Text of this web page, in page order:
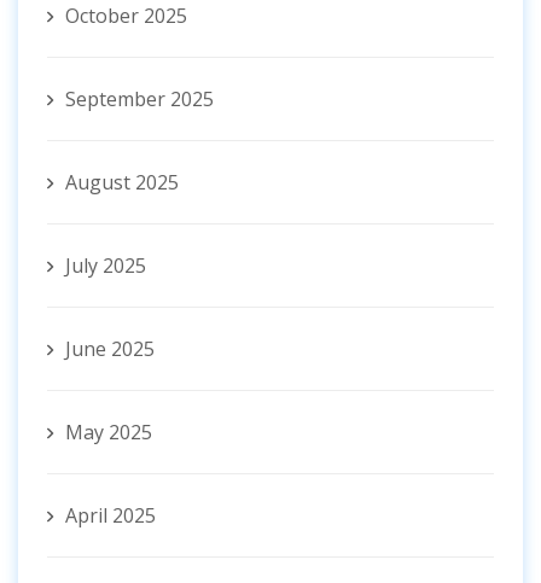
October 2025
September 2025
August 2025
July 2025
June 2025
May 2025
April 2025